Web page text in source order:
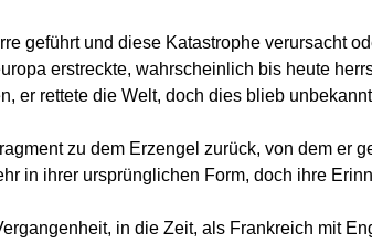
geführt und diese Katastrophe verursacht
erstreckte, wahrscheinlich bis heute
er rettete die Welt, doch dies blieb
zu dem Erzengel zurück, von dem er
in ihrer ursprünglichen Form, doch ihre
in die Zeit, als Frankreich mit